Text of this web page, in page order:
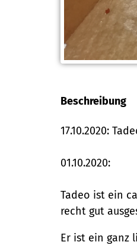
Beschreibung
17.10.2020:
01.10.2020:
Tadeo ist ein
recht gut
Er ist ein ganz